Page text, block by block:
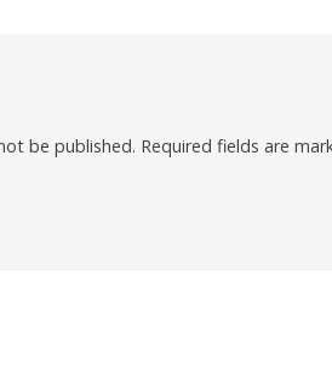
be published. Required fields are